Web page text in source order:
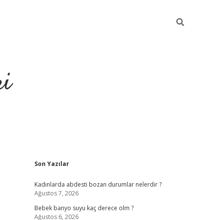
Sidebar
Son Yazılar
Kadınlarda abdesti bozan durumlar nelerdir ?
Ağustos 7, 2026
Bebek banyo suyu kaç derece olm ?
Ağustos 6, 2026
bahis sitelerivdcasino